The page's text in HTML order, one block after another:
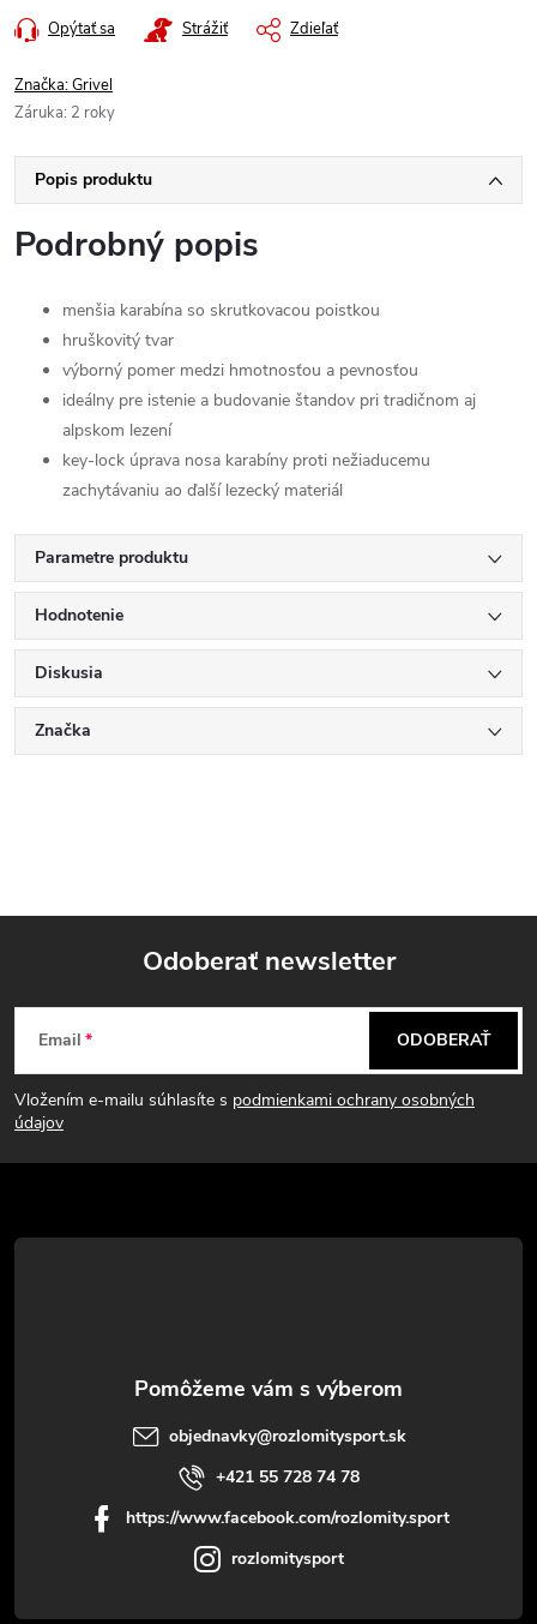
Opýtať sa Strážiť Zdieľať
Značka:Grivel
Záruka: 2 roky
Popis produktu
Podrobný popis
menšia karabína so skrutkovacou poistkou
hruškovitý tvar
výborný pomer medzi hmotnosťou a pevnosťou
ideálny pre istenie a budovanie štandov pri tradičnom aj
alpskom lezení
key-lock úprava nosa karabíny proti nežiaducemu
zachytávaniu ao ďalší lezecký materiál
Parametre produktu
Hodnotenie
Diskusia
Značka
Z
á
p
t
Odoberať newsletter
Email
Vložením e-mailu súhlasíte s podmienkami ochrany osobných
údajov
ODOBERAŤ
objednavky@rozlomitysport.sk
+421 55 728 74 78
https://www.facebook.com/rozlomity.sport
rozlomitysport